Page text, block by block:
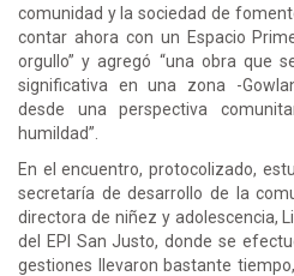
comunidad y la sociedad de
contar ahora con un Espacio
orgullo” y agregó “una obra que
significativa en una zona -
desde una perspectiva
humildad”.
En el encuentro, protocolizado,
secretaría de desarrollo de la
directora de niñez y adolescencia,
del EPI San Justo, donde se
gestiones llevaron bastante